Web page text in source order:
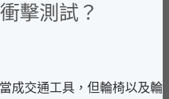
擊測試？
成交通工具，但輪椅以及輪